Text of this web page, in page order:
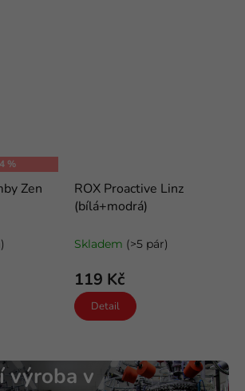
%
Zen
ROX Proactive Linz
(bílá+modrá)
Skladem (>5 pár)
119 Kč
Detail
výroba v